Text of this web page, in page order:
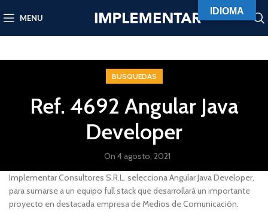
MENU
BUSQUEDAS
Ref. 4692 Angular Java
Developer
On 4 agosto, 2021
Implementar Consultores S.R.L. selecciona Angular Java Developer,
para sumarse a un equipo full stack que desarrollará un importante
proyecto en destacada empresa de Medios de Comunicación.
IDIOMA